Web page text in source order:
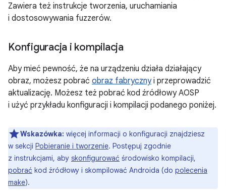
Zawiera też instrukcje tworzenia, uruchamiania
i dostosowywania fuzzerów.
Konfiguracja i kompilacja
Aby mieć pewność, że na urządzeniu działa działający
obraz, możesz pobrać obraz fabrycznyi przeprowadzić
aktualizację. Możesz też pobrać kod źródłowy AOSP
i użyć przykładu konfiguracji i kompilacji podanego poniżej.
Wskazówka: więcej informacji o konfiguracji znajdziesz
w sekcji Pobieranie i tworzenie. Postępuj zgodnie
z instrukcjami, aby skonfigurować środowisko kompilacji,
pobrać kod źródłowy i skompilować Androida (do polecenia
make).